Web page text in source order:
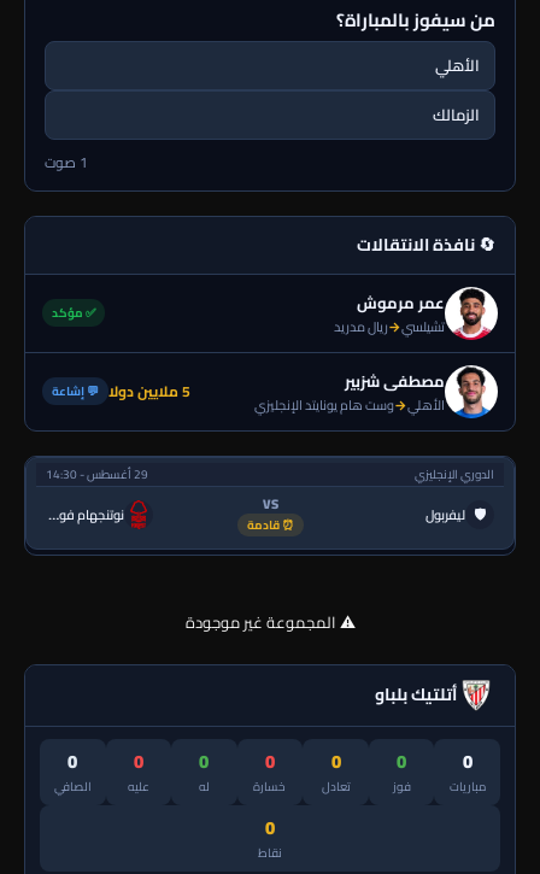
من سيفوز بالمباراة؟
الأهلي
الزمالك
1 صوت
🔄 نافذة الانتقالات
عمر مرموش
تشيلسي→ريال مدريد
✅ مؤكد
مصطفى شزبير
الأهلي→وست هام يونايتد الإنجليزي 5 ملايين دولا 💬 إشاعة
الدوري الإنجليزي 29 أغسطس - 14:30
🛡 ليفربول VS
⏰ قادمة نوتنجهام فورست
⚠️ المجموعة غير موجودة
أتلتيك بلباو
0
مباريات
0
فوز
0
تعادل
0
خسارة
0
له
0
عليه
0
الصافي
0
نقاط